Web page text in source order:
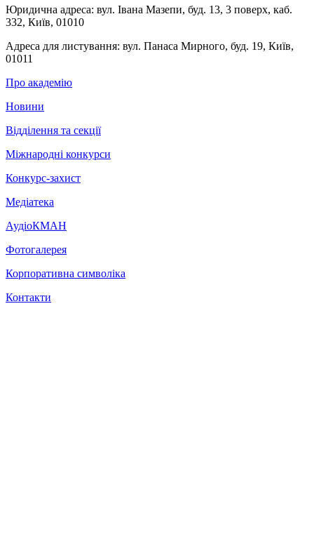
Юридична адреса: вул. Івана Мазепи, буд. 13, 3 поверх, каб.
332, Київ, 01010
Адреса для листування: вул. Панаса Мирного, буд. 19, Київ,
01011
Про академію
Новини
Відділення та секції
Міжнародні конкурси
Конкурс-захист
Медіатека
АудіоКМАН
Фотогалерея
Корпоративна символіка
Контакти